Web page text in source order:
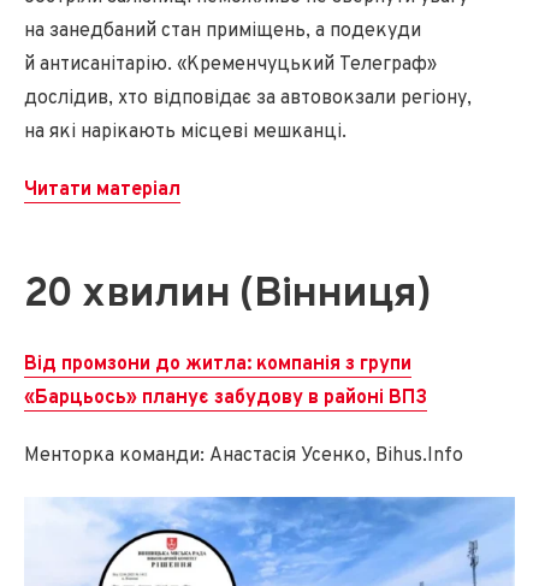
на занедбаний стан приміщень, а подекуди
й антисанітарію. «Кременчуцький Телеграф»
дослідив, хто відповідає за автовокзали регіону,
на які нарікають місцеві мешканці.
Читати матеріал
20 хвилин (Вінниця)
Від промзони до житла: компанія з групи
«Барцьось» планує забудову в районі ВПЗ
Менторка команди: Анастасія Усенко, Bihus.Info